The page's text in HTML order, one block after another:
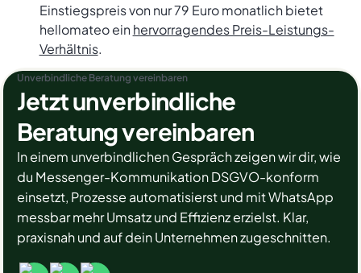
Einstiegspreis von nur 79 Euro monatlich bietet
hellomateo einhervorragendes Preis-Leistungs-
Verhältnis.
Unverbindliche Beratung vereinbaren
Jetzt unverbindliche
Beratung vereinbaren
In einem unverbindlichen Gespräch zeigen wir dir, wie
du Messenger-Kommunikation DSGVO-konform
einsetzt, Prozesse automatisierst und mit WhatsApp
messbar mehr Umsatz und Effizienz erzielst. Klar,
praxisnah und auf dein Unternehmen zugeschnitten.